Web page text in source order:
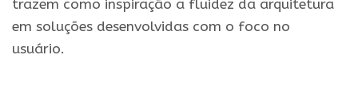
trazem como inspiração a fluidez da arquitetura
em soluções desenvolvidas com o foco no
usuário.